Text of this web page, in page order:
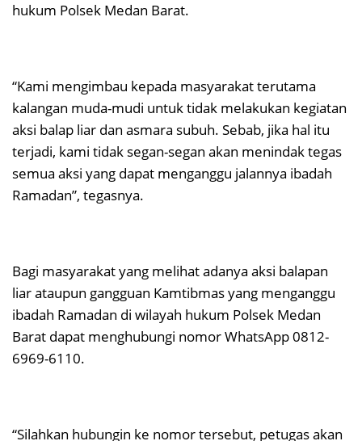
hukum Polsek Medan Barat.
“Kami mengimbau kepada masyarakat terutama
kalangan muda-mudi untuk tidak melakukan kegiatan
aksi balap liar dan asmara subuh. Sebab, jika hal itu
terjadi, kami tidak segan-segan akan menindak tegas
semua aksi yang dapat menganggu jalannya ibadah
Ramadan”, tegasnya.
Bagi masyarakat yang melihat adanya aksi balapan
liar ataupun gangguan Kamtibmas yang menganggu
ibadah Ramadan di wilayah hukum Polsek Medan
Barat dapat menghubungi nomor WhatsApp 0812-
6969-6110.
“Silahkan hubungin ke nomor tersebut, petugas akan